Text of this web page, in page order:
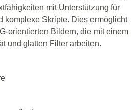
mit Unterstützung für
komplexe Skripte. Dies ermöglicht
orientierten Bildern, die mit einem
und glatten Filter arbeiten.